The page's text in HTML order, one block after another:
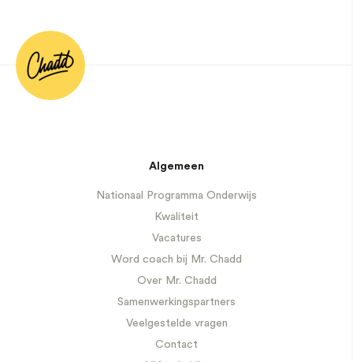
Algemeen
Nationaal Programma Onderwijs
Kwaliteit
Vacatures
Word coach bij Mr. Chadd
Over Mr. Chadd
Samenwerkingspartners
Veelgestelde vragen
Contact